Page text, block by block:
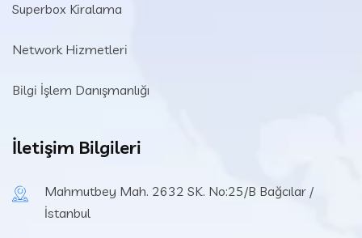
Superbox Kiralama
Network Hizmetleri
Bilgi İşlem Danışmanlığı
İletişim Bilgileri
Mahmutbey Mah. 2632 SK. No:25/B Bağcılar /
İstanbul